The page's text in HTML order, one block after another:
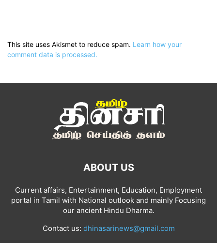
This site uses Akismet to reduce spam. Learn how your
comment data is processed.
ABOUT US
Current affairs, Entertainment, Education, Employment
portal in Tamil with National outlook and mainly Focusing
our ancient Hindu Dharma.
Contact us: dhinasarinews@gmail.com